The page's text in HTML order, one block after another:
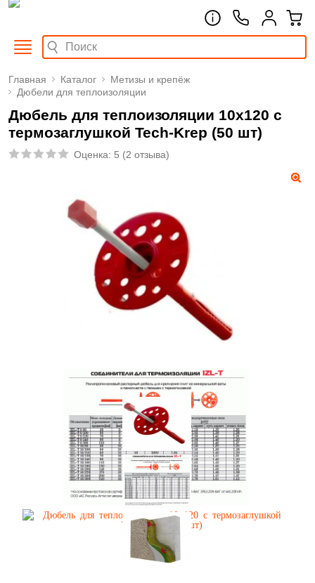
Главная Каталог
Метизы и крепёж
Дюбели для теплоизоляции
Дюбель для теплоизоляции 10х120 с
термозаглушкой Tech-Krep (50 шт)
Оценка: 5 (2 отзыва)